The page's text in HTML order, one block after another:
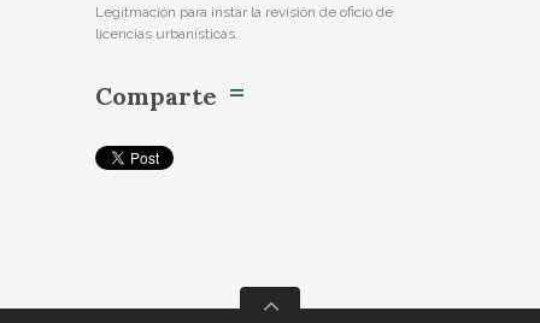
Legitmación para instar la revisión de oficio de
licencias urbanísticas.
Comparte